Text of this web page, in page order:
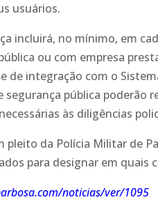
usuários.
incluirá, no mínimo, em
ou com empresa
de integração com o
segurança pública
às diligências
pleito da Polícia Militar de
para designar em quais
noticias/ver/1095